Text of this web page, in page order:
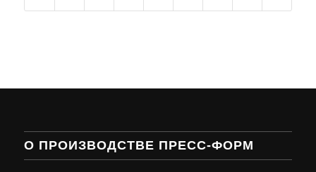
О ПРОИЗВОДСТВЕ ПРЕСС-ФОРМ